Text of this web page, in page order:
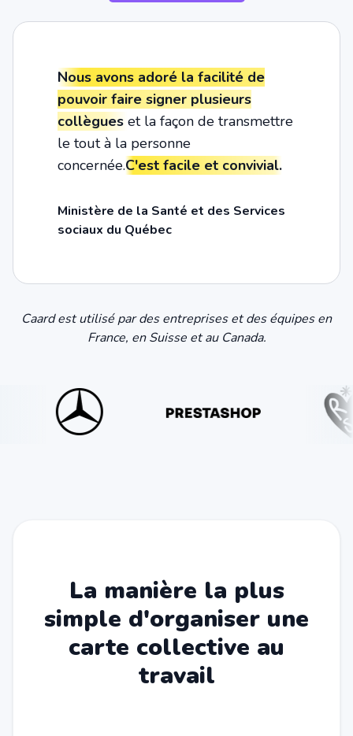
Nous avons adoré la facilité de
pouvoir faire signer plusieurs
collègues et la façon de transmettre
le tout à la personne
concernée.C'est facile et convivial.
Ministère de la Santé et des Services
sociaux du Québec
Caard est utilisé par des entreprises et des équipes en
France, en Suisse et au Canada.
La manière la plus
simple d'organiser une
carte collective au
travail